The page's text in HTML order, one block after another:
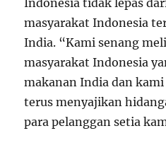
Indonesia tidak lepas
masyarakat Indonesia
India. “Kami senang
masyarakat Indonesia
makanan India dan
terus menyajikan
para pelanggan setia